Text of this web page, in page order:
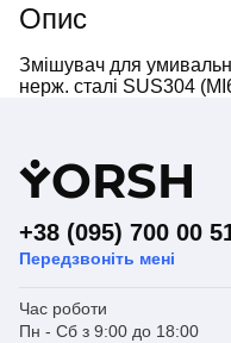
Опис
Змішувач для
нерж. сталі SUS304
YORSH
+38 (095) 700 00
Передзвоніть мені
Час роботи
Пн - Сб з 9:00 до 18:00